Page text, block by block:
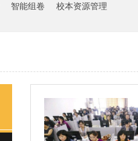
智能组卷 校本资源管理